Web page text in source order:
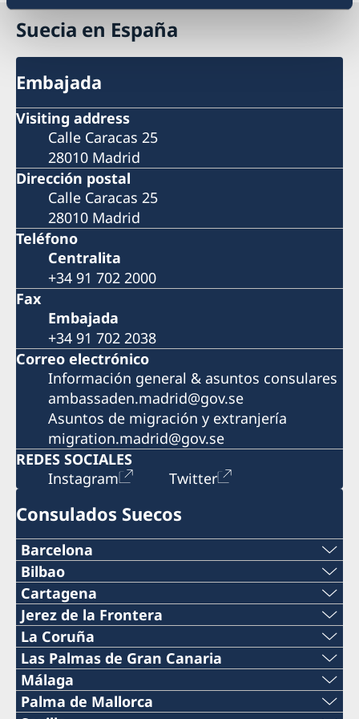
Suecia en España
Embajada
Visiting address
Calle Caracas 25
28010 Madrid
Dirección postal
Calle Caracas 25
28010 Madrid
Teléfono
Centralita
+34 91 702 2000
Fax
Embajada
+34 91 702 2038
Correo electrónico
Información general & asuntos consulares
ambassaden.madrid@gov.se
Asuntos de migración y extranjería
migration.madrid@gov.se
REDES SOCIALES
Instagram
Twitter
Consulados Suecos
Barcelona
Teléfono
+34 934 883 505
Teléfono
+34 934 882 501
Correo electrónico
Bilbao
Teléfono
+34 944 987 191
Correo electrónico
bilbao@consuladosuecia.com
Cartagena
Teléfono
0034 968 527 629
Correo electrónico
Jerez de la Frontera
Teléfono
+34 956 357 000
Teléfono
La Coruña
Teléfono
+34 698 137 193
Las Palmas de Gran Canaria
Teléfono
+34 928 261 751
Málaga
Teléfono
Palma de Mallorca